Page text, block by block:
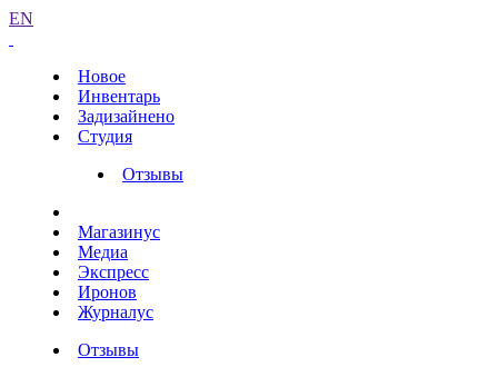
EN
Новое
Инвентарь
Задизайнено
Студия
Отзывы
Магазинус
Медиа
Экспресс
Иронов
Журналус
Отзывы